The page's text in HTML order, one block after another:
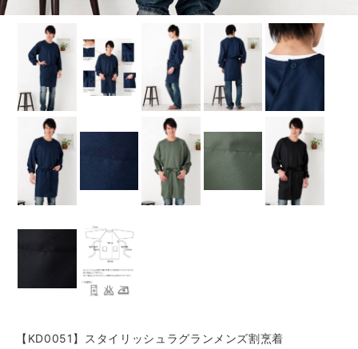
【KD0051】スタイリッシュラグランメンズ割烹着